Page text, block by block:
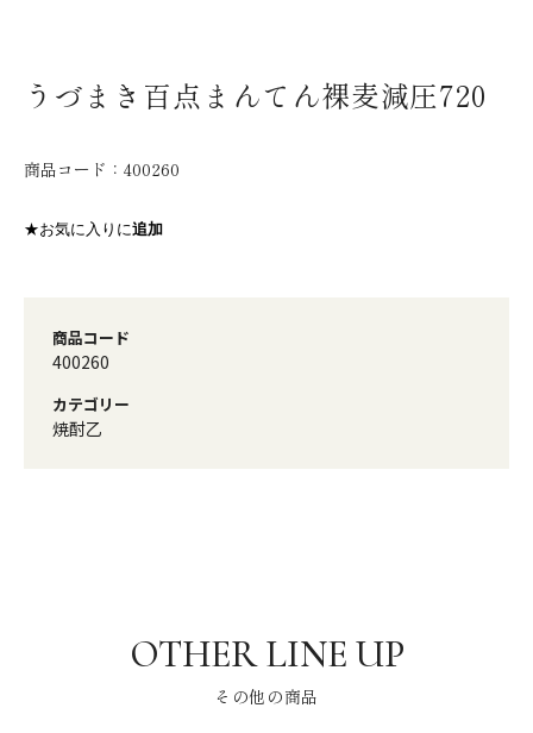
うづまき百点まんてん裸麦減圧720
商品コード： 400260
★お気に入りに追加
商品コード
400260
カテゴリー
焼酎乙
その他の商品